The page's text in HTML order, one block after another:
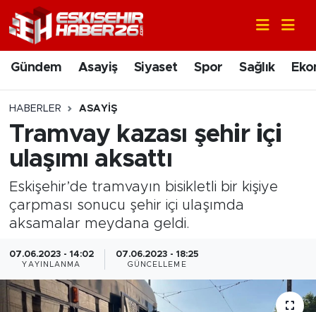
Gündem Asayiş Siyaset Spor Sağlık
HABERLER ASAYIŞ
Tramvay kazası şehir içi
ulaşımı aksattı
Eskişehir’de tramvayın bisikletli bir kişiye
çarpması sonucu şehir içi ulaşımda
aksamalar meydana geldi.
07.06.2023 - 14:02
YAYINLANMA
07.06.2023 - 18:25
GÜNCELLEME
Gündem
Asayiş
Spor
Sağlık
Eğitim
Sanat
Nöbetçi Eczaneler
Hava Durumu
Trafik Durumu
Süper Lig Puan Durumu ve Fikstür
Tüm Manşetler
Son Dakika Haberleri
Haber Arşivi